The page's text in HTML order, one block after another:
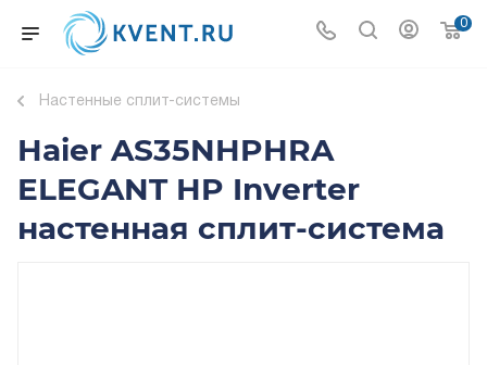
0
Настенные сплит-системы
Haier AS35NHPHRA
ELEGANT HP Inverter
настенная сплит-система